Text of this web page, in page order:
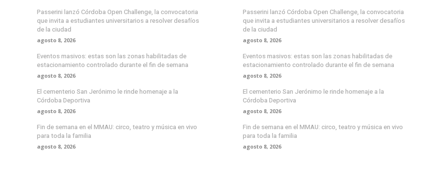
Passerini lanzó Córdoba Open Challenge, la convocatoria
que invita a estudiantes universitarios a resolver desafíos
de la ciudad
agosto 8, 2026
Eventos masivos: estas son las zonas habilitadas de
estacionamiento controlado durante el fin de semana
agosto 8, 2026
El cementerio San Jerónimo le rinde homenaje a la
Córdoba Deportiva
agosto 8, 2026
Fin de semana en el MMAU: circo, teatro y música en vivo
para toda la familia
agosto 8, 2026
Passerini lanzó Córdoba Open Challenge, la convocatoria
que invita a estudiantes universitarios a resolver desafíos
de la ciudad
agosto 8, 2026
Eventos masivos: estas son las zonas habilitadas de
estacionamiento controlado durante el fin de semana
agosto 8, 2026
El cementerio San Jerónimo le rinde homenaje a la
Córdoba Deportiva
agosto 8, 2026
Fin de semana en el MMAU: circo, teatro y música en vivo
para toda la familia
agosto 8, 2026